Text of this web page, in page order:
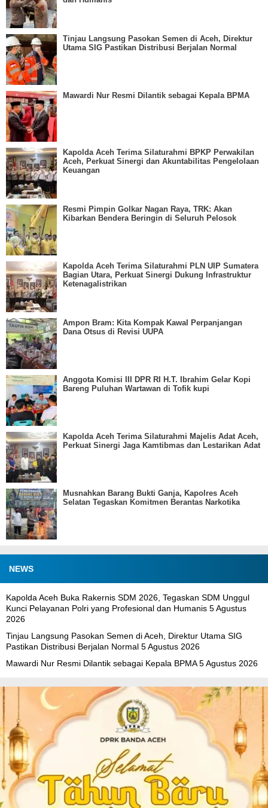
Tinjau Langsung Pasokan Semen di Aceh, Direktur
Utama SIG Pastikan Distribusi Berjalan Normal
Mawardi Nur Resmi Dilantik sebagai Kepala BPMA
Kapolda Aceh Terima Silaturahmi BPKP Perwakilan
Aceh, Perkuat Sinergi dan Akuntabilitas Pengelolaan
Keuangan
Resmi Pimpin Golkar Nagan Raya, TRK: Akan
Kibarkan Bendera Beringin di Seluruh Pelosok
Kapolda Aceh Terima Silaturahmi PLN UIP Sumatera
Bagian Utara, Perkuat Sinergi Dukung Infrastruktur
Ketenagalistrikan
Ampon Bram: Kita Kompak Kawal Perpanjangan
Dana Otsus di Revisi UUPA
Anggota Komisi III DPR RI H.T. Ibrahim Gelar Kopi
Bareng Puluhan Wartawan di Tofik kupi
Kapolda Aceh Terima Silaturahmi Majelis Adat Aceh,
Perkuat Sinergi Jaga Kamtibmas dan Lestarikan Adat
Musnahkan Barang Bukti Ganja, Kapolres Aceh
Selatan Tegaskan Komitmen Berantas Narkotika
NEWS
Kapolda Aceh Buka Rakernis SDM 2026, Tegaskan SDM Unggul
Kunci Pelayanan Polri yang Profesional dan Humanis 5 Agustus
2026
Tinjau Langsung Pasokan Semen di Aceh, Direktur Utama SIG
Pastikan Distribusi Berjalan Normal 5 Agustus 2026
Mawardi Nur Resmi Dilantik sebagai Kepala BPMA 5 Agustus 2026